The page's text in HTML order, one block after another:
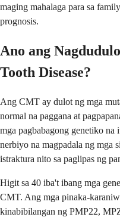
maging mahalaga para sa
prognosis.
Ano ang
Tooth Disease?
Ang CMT ay dulot ng mga
normal na paggana at
mga pagbabagong genetiko na
nerbiyo na magpadala ng mga
istraktura nito sa paglipas ng
Higit sa 40 iba't ibang mga
CMT. Ang mga pinaka-
kinabibilangan ng PMP22,